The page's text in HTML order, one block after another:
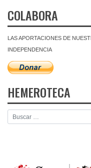
COLABORA
LAS APORTACIONES DE
INDEPENDENCIA
HEMEROTECA